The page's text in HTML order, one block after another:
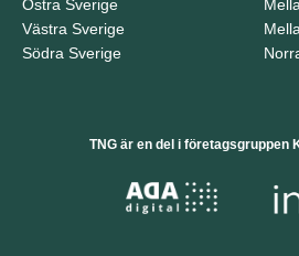
Östra Sverige
Västra Sverige
Södra Sverige
TNG är en del i företagsgruppen